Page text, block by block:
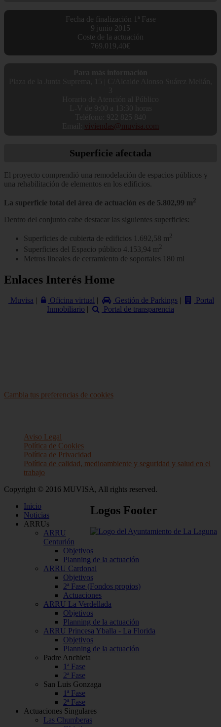
Fecha de finalización 1ª Fase
9 junio 2015
Coste de la actuación
769.019,40€
viviendas@muvisa.com
Superficie afectada
El proyecto comprendió una remodelación de espacios públicos y
una rehabilitación de elementos en los edificios.
La superficie total del área de actuación es de 5.802,99 m2
Dentro del conjunto cabe destacar las siguientes superficies:
Superficies de cubierta de edificios 1.692,58 m2
Superficies del Espacio público 4.153,94 m2
Metros lineales de cerramiento de soportales 180 ml
Enlaces Interés Home
Muvisa | Oficina virtual | Gestión de Parkings |
Portal
Inmobiliario | Portal de transparencia
Cambia tus preferencias de cookies
Aviso Legal
Política de Cookies
Política de Privacidad
Política de calidad, medioambiente y seguridad y salud en el
trabajo
Copyright © 2016 MUVISA, All rights reserved.
Logos Footer
Inicio
Noticias
ARRUs
ARRU
Centurión
Objetivos
Planning de la actuación
ARRU Cardonal
Objetivos
2ª Fase (Fondos propios)
Actuaciones
ARRU La Verdellada
Objetivos
Planning de la actuación
ARRU Princesa Yballa - La Florida
Objetivos
Planning de la actuación
Padre Anchieta
1ª Fase
2ª Fase
San Luis Gonzaga
1ª Fase
2ª Fase
Actuaciones Singulares
Las Chumberas